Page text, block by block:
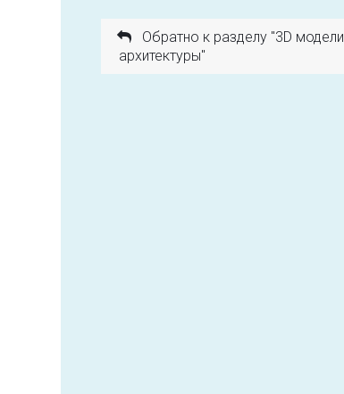
Обратно к разделу "3D модели
архитектуры"